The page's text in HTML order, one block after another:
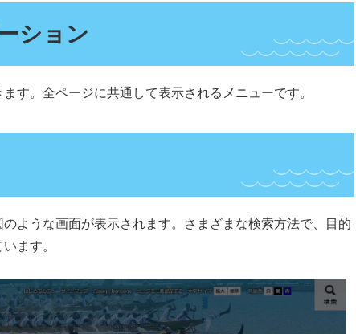
ション
す。全ページに共通して表示されるメニューです。
ような画面が表示されます。さまざまな検索方法で、目的
ます。